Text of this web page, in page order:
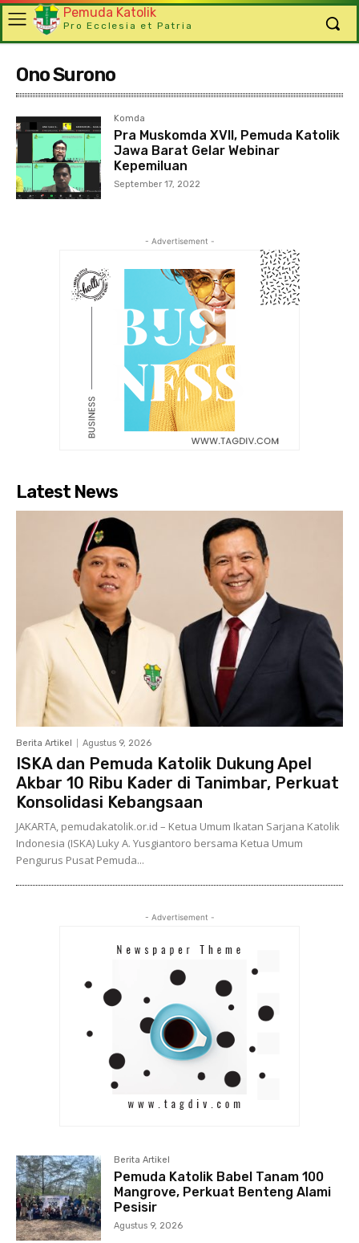
Pemuda Katolik
Pro Ecclesia et Patria
Ono Surono
Komda
Pra Muskomda XVII, Pemuda Katolik
Jawa Barat Gelar Webinar
Kepemiluan
September 17, 2022
- Advertisement -
Latest News
Berita Artikel Agustus 9, 2026
ISKA dan Pemuda Katolik Dukung Apel
Akbar 10 Ribu Kader di Tanimbar, Perkuat
Konsolidasi Kebangsaan
JAKARTA, pemudakatolik.or.id – Ketua Umum Ikatan Sarjana Katolik
Indonesia (ISKA) Luky A. Yusgiantoro bersama Ketua Umum
Pengurus Pusat Pemuda...
- Advertisement -
Berita Artikel
Pemuda Katolik Babel Tanam 100
Mangrove, Perkuat Benteng Alami
Pesisir
Agustus 9, 2026